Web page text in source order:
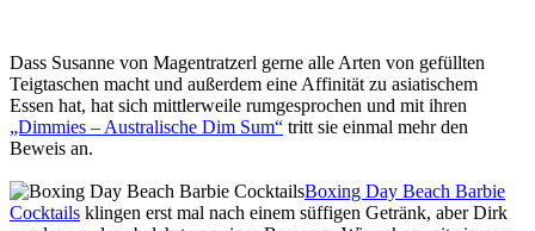
Dass Susanne von Magentratzerl gerne alle Arten von gefüllten
Teigtaschen macht und außerdem eine Affinität zu asiatischem
Essen hat, hat sich mittlerweile rumgesprochen und mit ihren
„Dimmies – Australische Dim Sum“ tritt sie einmal mehr den
Beweis an.
Boxing Day Beach Barbie
Cocktails klingen erst mal nach einem süffigen Getränk, aber Dirk